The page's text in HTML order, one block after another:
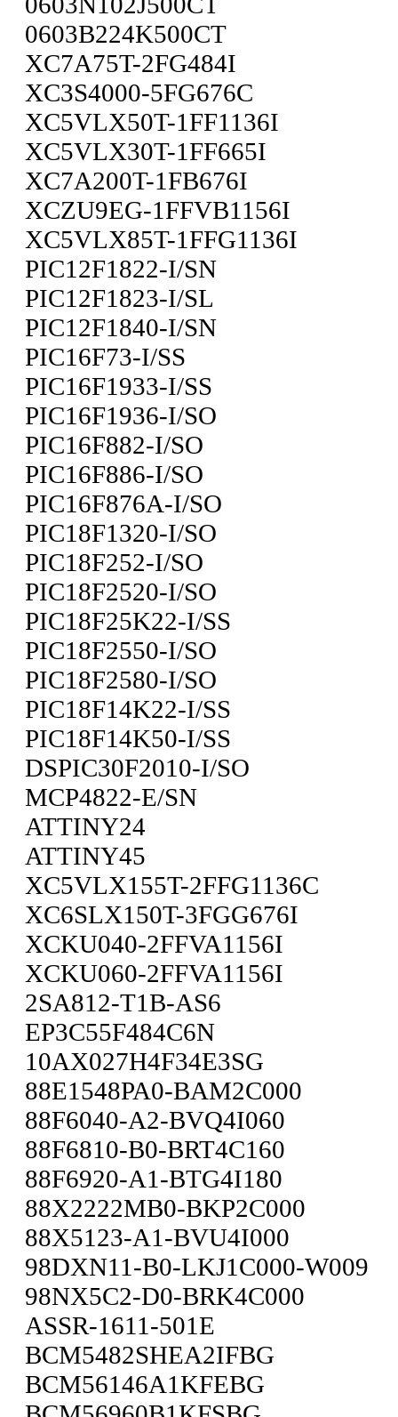
0603B224K500CT
XC7A75T-2FG484I
XC3S4000-5FG676C
XC5VLX50T-1FF1136I
XC5VLX30T-1FF665I
XC7A200T-1FB676I
XCZU9EG-1FFVB1156I
XC5VLX85T-1FFG1136I
PIC12F1822-I/SN
PIC12F1823-I/SL
PIC12F1840-I/SN
PIC16F73-I/SS
PIC16F1933-I/SS
PIC16F1936-I/SO
PIC16F882-I/SO
PIC16F886-I/SO
PIC16F876A-I/SO
PIC18F1320-I/SO
PIC18F252-I/SO
PIC18F2520-I/SO
PIC18F25K22-I/SS
PIC18F2550-I/SO
PIC18F2580-I/SO
PIC18F14K22-I/SS
PIC18F14K50-I/SS
DSPIC30F2010-I/SO
MCP4822-E/SN
ATTINY24
ATTINY45
XC5VLX155T-2FFG1136C
XC6SLX150T-3FGG676I
XCKU040-2FFVA1156I
XCKU060-2FFVA1156I
2SA812-T1B-AS6
EP3C55F484C6N
10AX027H4F34E3SG
88E1548PA0-BAM2C000
88F6040-A2-BVQ4I060
88F6810-B0-BRT4C160
88F6920-A1-BTG4I180
88X2222MB0-BKP2C000
88X5123-A1-BVU4I000
98DXN11-B0-LKJ1C000-W009
98NX5C2-D0-BRK4C000
ASSR-1611-501E
BCM5482SHEA2IFBG
BCM56146A1KFEBG